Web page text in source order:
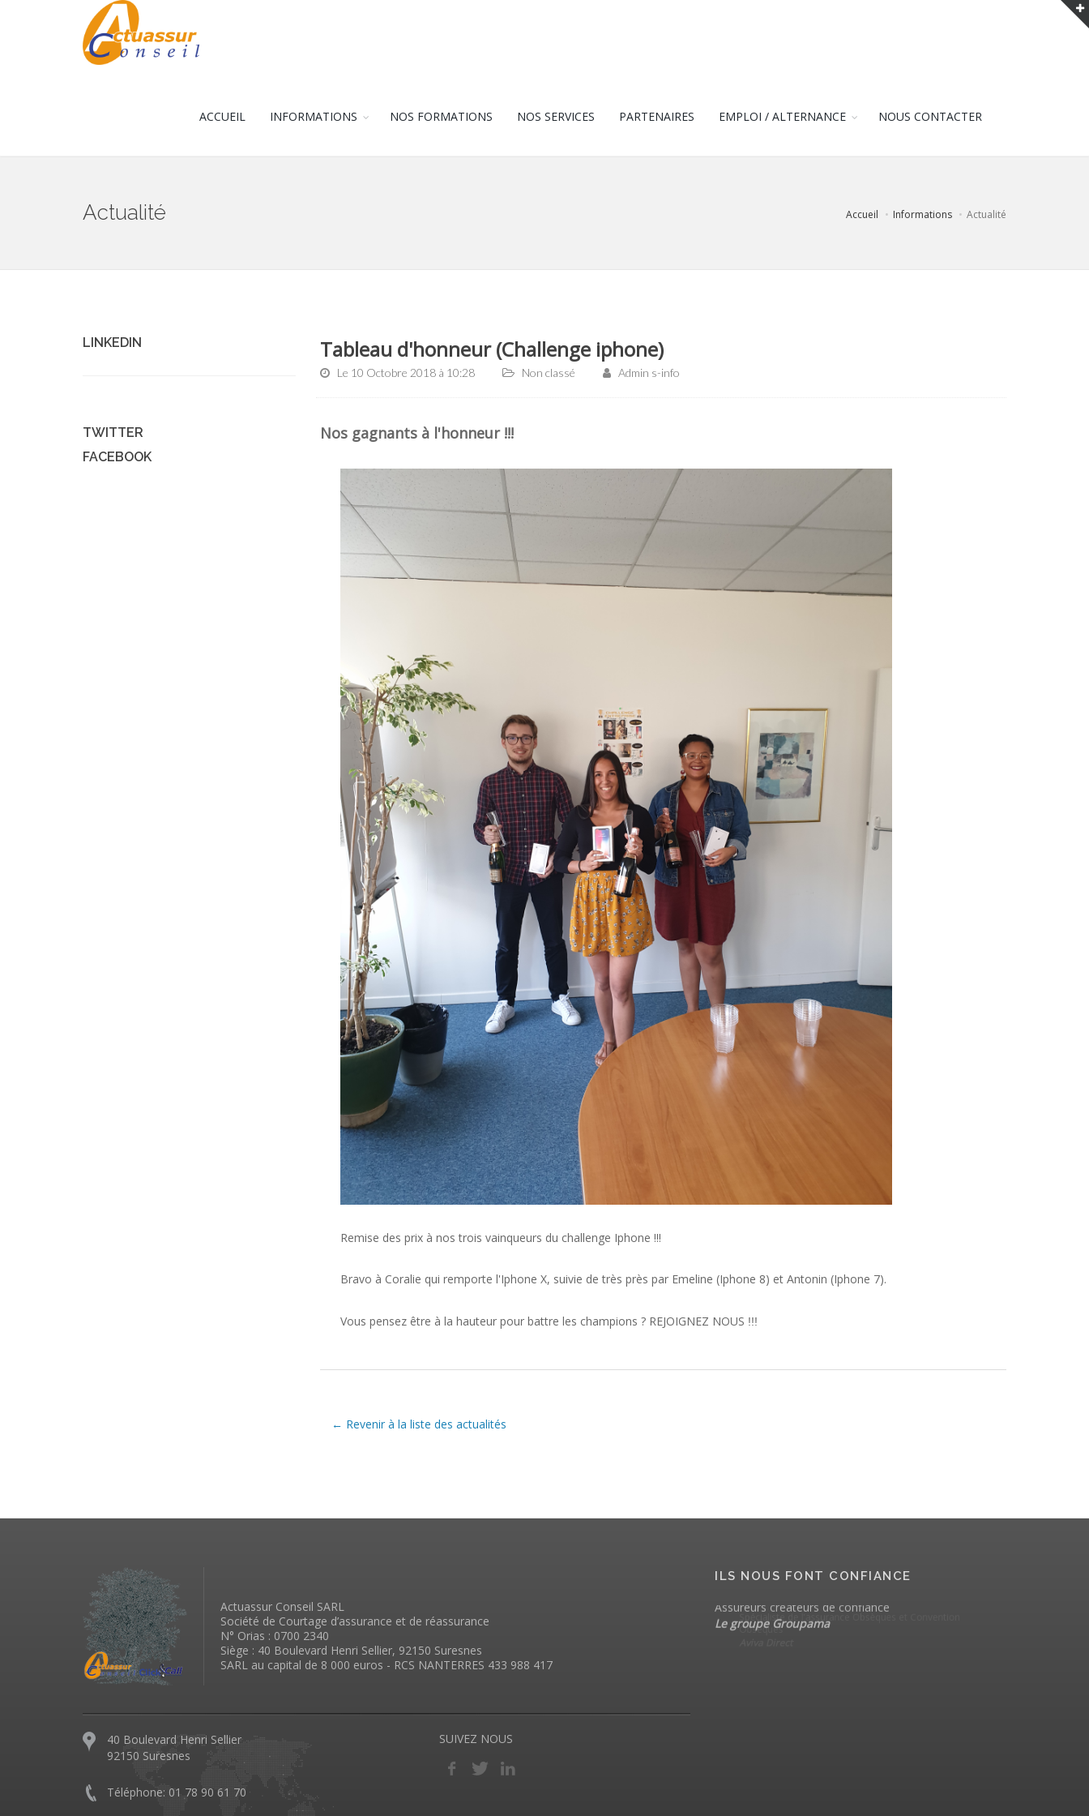
ACCUEIL INFORMATIONS NOS FORMATIONS NOS SERVICES PARTENAIRES EMPLOI / ALTERNANCE NOUS CONTACTER
Actualité Accueil Informations Actualité
LINKEDIN
TWITTER
FACEBOOK
Tableau d'honneur (Challenge iphone)
Le 10 Octobre 2018 à 10:28 Non classé Admin s-info
Nos gagnants à l'honneur !!!
Remise des prix à nos trois vainqueurs du challenge Iphone !!!
Bravo à Coralie qui remporte l'Iphone X, suivie de très près par Emeline (Iphone 8) et Antonin (Iphone 7).
Vous pensez être à la hauteur pour battre les champions ? REJOIGNEZ NOUS !!!
← Revenir à la liste des actualités
Actuassur Conseil SARL
Société de Courtage d’assurance et de réassurance
N° Orias : 0700 2340
Siège : 40 Boulevard Henri Sellier, 92150 Suresnes
SARL au capital de 8 000 euros - RCS NANTERRES 433 988 417
40 Boulevard Henri Sellier
92150 Suresnes
Téléphone: 01 78 90 61 70
SUIVEZ NOUS
ILS NOUS FONT CONFIANCE
Obsèques
Aviva Direct
Assureurs créateurs de confiance
Le groupe Groupama